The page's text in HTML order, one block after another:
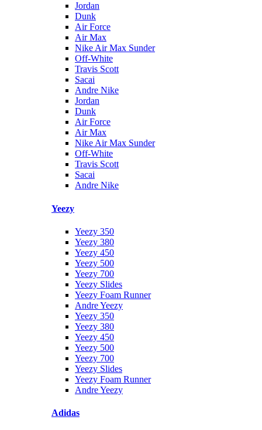
Jordan
Dunk
Air Force
Air Max
Nike Air Max Sunder
Off-White
Travis Scott
Sacai
Andre Nike
Jordan
Dunk
Air Force
Air Max
Nike Air Max Sunder
Off-White
Travis Scott
Sacai
Andre Nike
Yeezy
Yeezy 350
Yeezy 380
Yeezy 450
Yeezy 500
Yeezy 700
Yeezy Slides
Yeezy Foam Runner
Andre Yeezy
Yeezy 350
Yeezy 380
Yeezy 450
Yeezy 500
Yeezy 700
Yeezy Slides
Yeezy Foam Runner
Andre Yeezy
Adidas